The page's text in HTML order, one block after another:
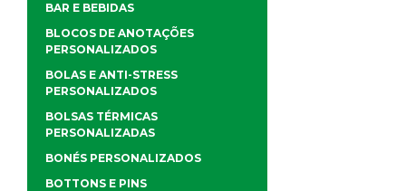
BAR E BEBIDAS
BLOCOS DE ANOTAÇÕES
PERSONALIZADOS
BOLAS E ANTI-STRESS
PERSONALIZADOS
BOLSAS TÉRMICAS
PERSONALIZADAS
BONÉS PERSONALIZADOS
BOTTONS E PINS